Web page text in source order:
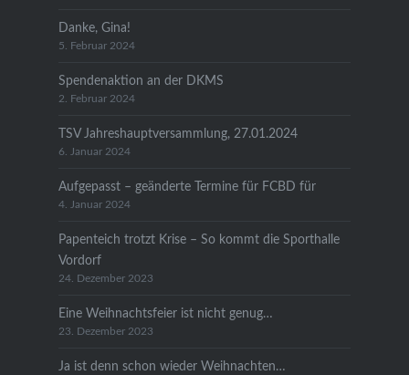
Danke, Gina!
5. Februar 2024
Spendenaktion an der DKMS
2. Februar 2024
TSV Jahreshauptversammlung, 27.01.2024
6. Januar 2024
Aufgepasst – geänderte Termine für FCBD für
4. Januar 2024
Papenteich trotzt Krise – So kommt die Sporthalle
Vordorf
24. Dezember 2023
Eine Weihnachtsfeier ist nicht genug…
23. Dezember 2023
Ja ist denn schon wieder Weihnachten…